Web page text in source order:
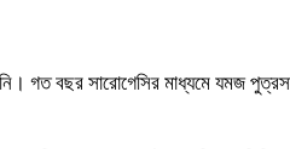
গত বছর সারোগেসির মাধ্যমে যমজ